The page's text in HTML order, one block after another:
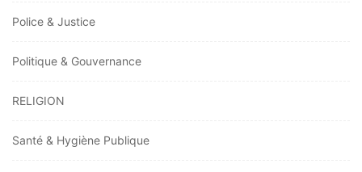
Police & Justice
Politique & Gouvernance
RELIGION
Santé & Hygiène Publique